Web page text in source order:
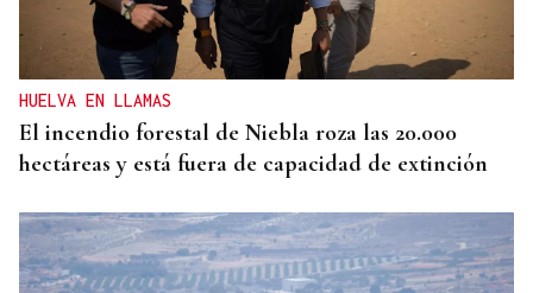
Do lápiz á cámara, Ourense cen anos despois
HUELVA EN LLAMAS
El incendio forestal de Niebla roza las 20.000
hectáreas y está fuera de capacidad de extinción